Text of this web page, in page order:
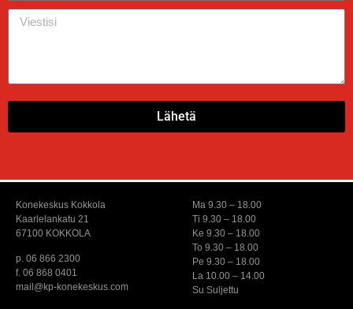
Lähetä
Konekeskus Kokkola
Kaarlelankatu 21
67100 KOKKOLA
p. 06 866 2300
f. 06 868 0401
mail@kp-konekeskus.com
Ma 9.30 – 18.00
Ti 9.30 – 18.00
Ke 9.30 – 18.00
To 9.30 – 18.00
Pe 9.30 – 18.00
La 10.00 – 14.00
Su Suljettu